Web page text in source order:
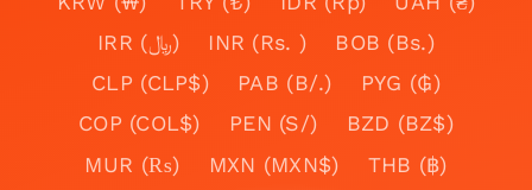
IRR (﷼)
INR (Rs. )
BOB (Bs.)
CLP (CLP$)
PAB (B/.)
PYG (₲)
COP (COL$)
PEN (S/)
BZD (BZ$)
MUR (₨)
MXN (MXN$)
THB (฿)